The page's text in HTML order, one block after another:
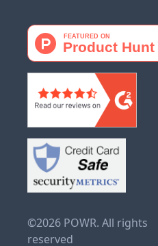
©2026 POWR. All rights
reserved